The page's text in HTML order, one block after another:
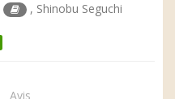
, Shinobu Seguchi
Avis